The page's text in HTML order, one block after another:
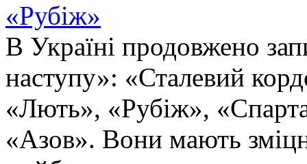
«Рубіж»
В Україні продовжено
наступу»: «Сталевий
«Лють», «Рубіж»,
«Азов». Вони мають